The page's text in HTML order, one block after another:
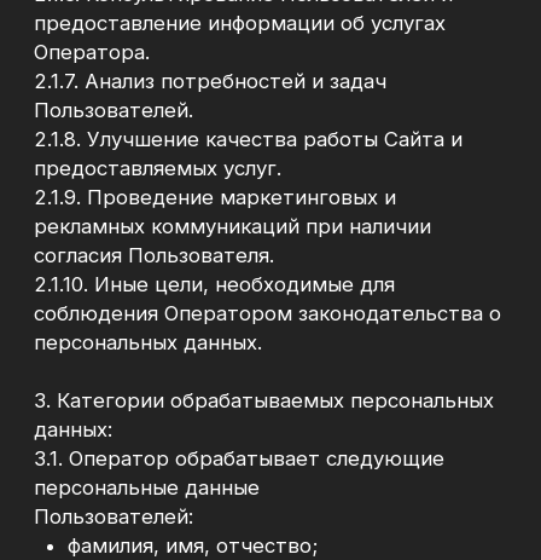
законодательством. Согласие Пользователя
на обработку персональных данных
считается полученным Оператором с
момента проставления Пользователем
специальной отметки в соответствующем
поле формы сбора персональных данных,
размещенной на Сайте.
4.2. Оператор осуществляет
Автоматизированную обработку
персональных данных.
4.2.1. Обработка персональных данных может
осуществляться как с использованием
средств автоматизации, так и без
использования таких средств.
4.3. Оператор осуществляет обработку
персональных данных в форме, позволяющей
определить субъекта персональных данных,
4.4. При достижении целей обработки
персональных данных, а также в случае
отзыва Пользователем согласия на их
обработку персональные данные подлежат
уничтожению, за исключением случаев,
предусмотренных законодательством.
4.5. Оператор реализует следующие
требования к защите персональных данных: